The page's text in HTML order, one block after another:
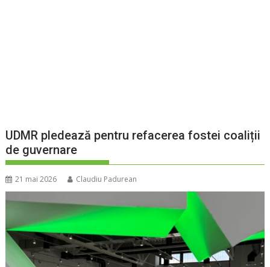
UDMR pledează pentru refacerea fostei coaliții
de guvernare
21 mai 2026 Claudiu Padurean